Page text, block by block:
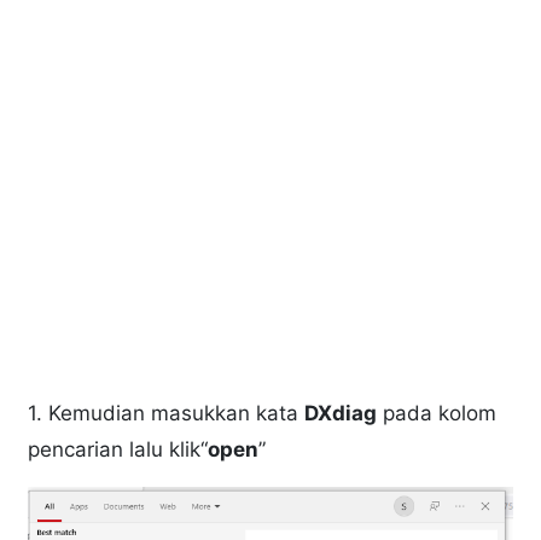
1. Kemudian masukkan kata DXdiag pada kolom
pencarian lalu klik“open”